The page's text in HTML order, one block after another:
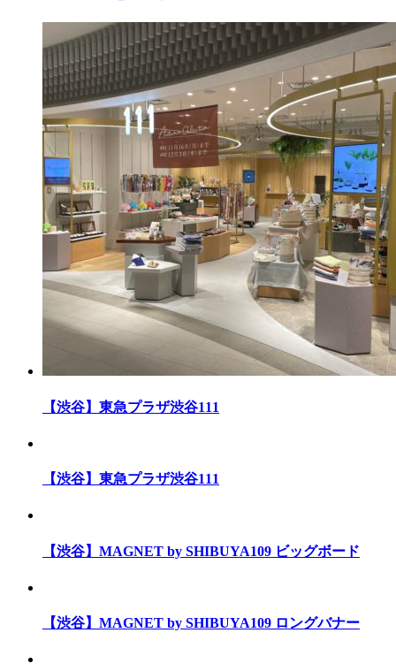
【渋谷】東急プラザ渋谷111
【渋谷】東急プラザ渋谷111
【渋谷】MAGNET by SHIBUYA109 ビッグボード
【渋谷】MAGNET by SHIBUYA109 ロングバナー